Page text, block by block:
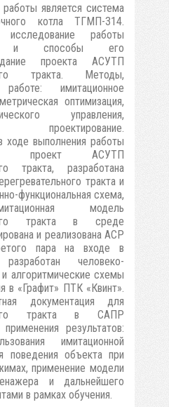
является система
котла ТГМП-314.
работы
и способы его
проекта АСУТП
тракта. Методы,
имитационное
оптимизация,
управления,
проектирование.
ходе выполнения работы
проект АСУТП
тракта, разработана
тракта и
функциональная схема,
модель
тракта в среде
и реализована АСР
пара на входе в
разработан человеко-
алгоритмические схемы
в «Графит» ПТК «Квинт».
документация для
тракта в САПР
результатов:
имитационной
поведения объекта при
применение модели
и дальнейшего
в рамках обучения.